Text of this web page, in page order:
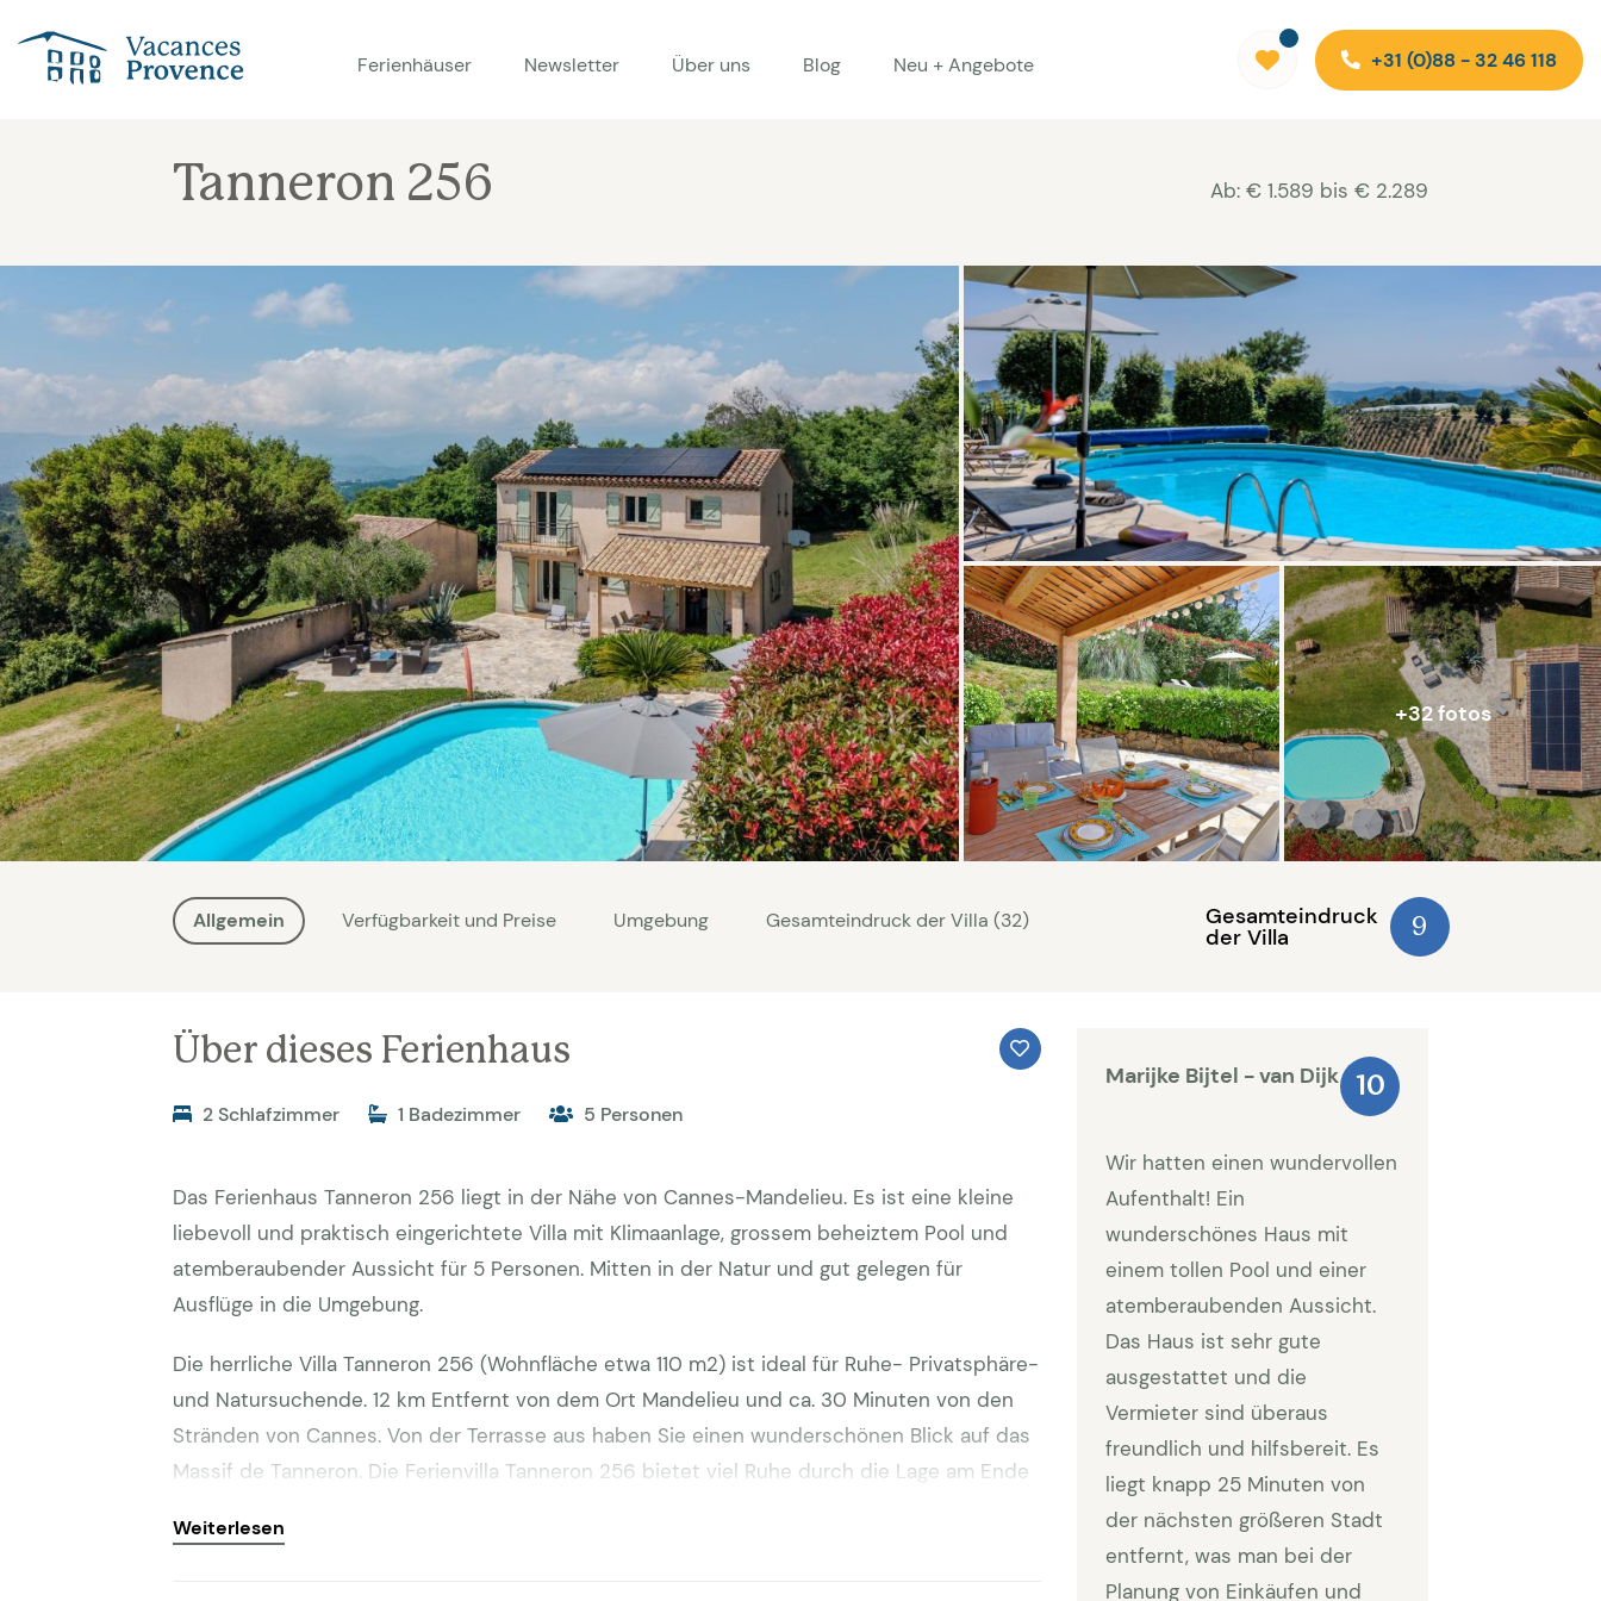
Vacances Provence
Ferienhäuser
Newsletter Über uns Blog Neu + Angebote +31 (0)88 - 32 46 118
Tanneron 256 Ab: € 1.589 bis € 2.289
+32 fotos
Allgemein Verfügbarkeit und Preise Umgebung Gesamteindruck der Villa (32) Gesamteindruck
der Villa 9
Über dieses Ferienhaus
2 Schlafzimmer 1 Badezimmer 5 Personen
Das Ferienhaus Tanneron 256 liegt in der Nähe von Cannes-Mandelieu. Es ist eine kleine
liebevoll und praktisch eingerichtete Villa mit Klimaanlage, grossem beheiztem Pool und
atemberaubender Aussicht für 5 Personen. Mitten in der Natur und gut gelegen für
Ausflüge in die Umgebung.
Die herrliche Villa Tanneron 256 (Wohnfläche etwa 110 m2) ist ideal für Ruhe- Privatsphäre-
und Natursuchende. 12 km Entfernt von dem Ort Mandelieu und ca. 30 Minuten von den
Stränden von Cannes. Von der Terrasse aus haben Sie einen wunderschönen Blick auf das
Massif de Tanneron. Die Ferienvilla Tanneron 256 bietet viel Ruhe durch die Lage am Ende
m2 groß, und sehr gepflegt. Parkmöglichkeit auf dem Gelände. Durch die Terassentüren
Weiterlesen
Marijke Bijtel - van Dijk 10
Wir hatten einen wundervollen
Aufenthalt! Ein
wunderschönes Haus mit
einem tollen Pool und einer
atemberaubenden Aussicht.
Das Haus ist sehr gute
ausgestattet und die
Vermieter sind überaus
freundlich und hilfsbereit. Es
liegt knapp 25 Minuten von
der nächsten größeren Stadt
entfernt, was man bei der
Planung von Einkäufen und